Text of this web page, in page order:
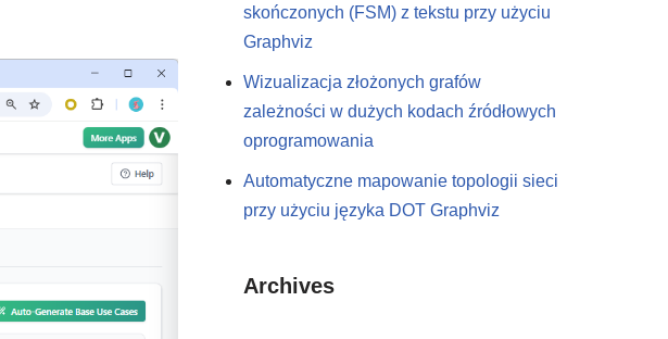
skończonych (FSM) z tekstu przy użyciu
Graphviz
Wizualizacja złożonych grafów
zależności w dużych kodach źródłowych
oprogramowania
Automatyczne mapowanie topologii sieci
przy użyciu języka DOT Graphviz
Archives